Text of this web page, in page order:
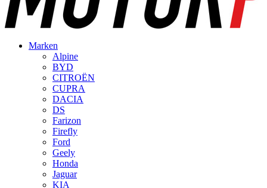
Marken
Alpine
BYD
CITROËN
CUPRA
DACIA
DS
Farizon
Firefly
Ford
Geely
Honda
Jaguar
KIA